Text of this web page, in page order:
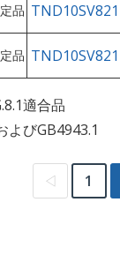
品
品
適合品
よびGB4943.1
◁ 1